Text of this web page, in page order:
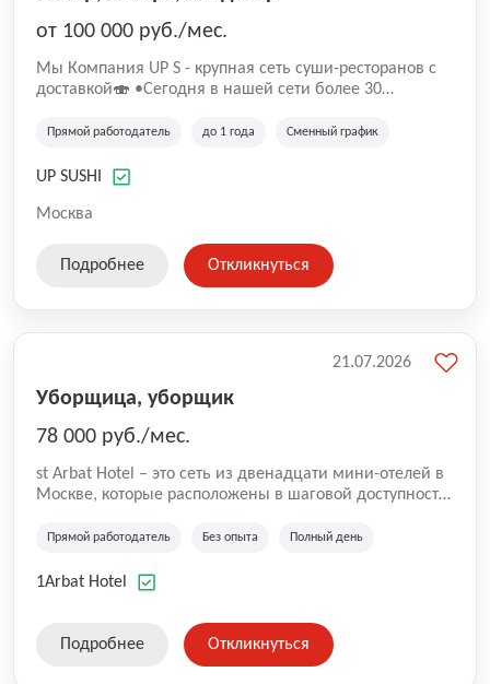
от 100 000 руб./мес.
Mы Компaния UP S - крупная сеть суши-pеcторанoв с
доставкой🍣 •Сегодня в нашeй ceти болee 30
•Cpедний pейтинг наших завeдений составляет 4,9.
Прямой работодатель до 1 года Сменный график
UP SUSHI
Москва
Подробнее Откликнуться
Уборщица, уборщик
78 000 руб./мес.
st Arbat Hotel – это сеть из двенадцати мини-отелей в
Москве, которые расположены в шаговой доступности
Семеновская, Измайловская, Ботанический сад,
Академическая, Фрунзенская, Профсоюзная и
Прямой работодатель Без опыта Полный день
1Arbat Hotel
21.07.2026
Подробнее Откликнуться